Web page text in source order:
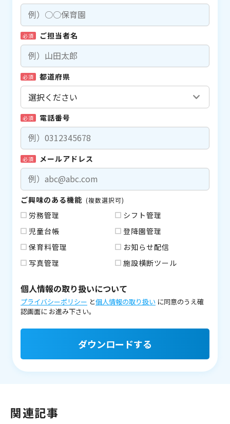
必須 ご担当者名
必須 都道府県
必須 電話番号
必須 メールアドレス
ご興味のある機能 (複数選択可)
労務管理
シフト管理
児童台帳
登降園管理
保育料管理
お知らせ配信
写真管理
施設横断ツール
個人情報の取り扱いについて
プライバシーポリシー と個人情報の取り扱い に同意のうえ確
認画面に お進み下さい。
ダウンロードする
関連記事